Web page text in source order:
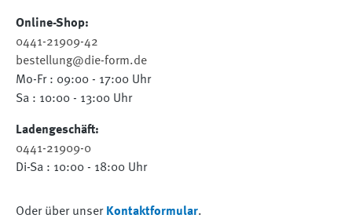
Online-Shop:
0441-21909-42
bestellung@die-form.de
Mo-Fr : 09:00 - 17:00 Uhr
Sa : 10:00 - 13:00 Uhr
Ladengeschäft:
0441-21909-0
Di-Sa : 10:00 - 18:00 Uhr
Oder über unser Kontaktformular.